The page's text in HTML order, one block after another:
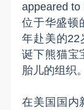
appeared to
位于华盛顿
年赴美的22
诞下熊猫宝
胎儿的组织。
在美国国内